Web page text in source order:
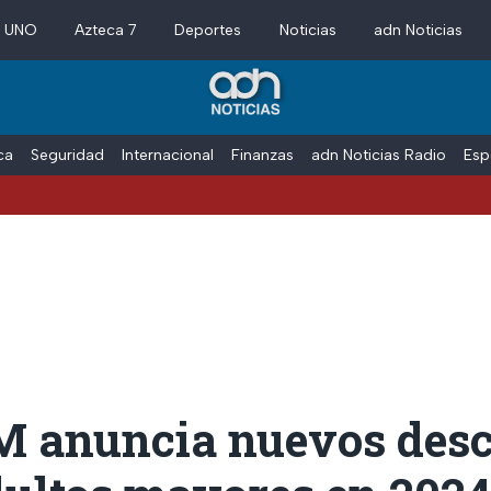
Azteca 7 Deportes Noticias adn Noticias
Seguridad Internacional Finanzas adn Noticias Radio
anuncia nuevos